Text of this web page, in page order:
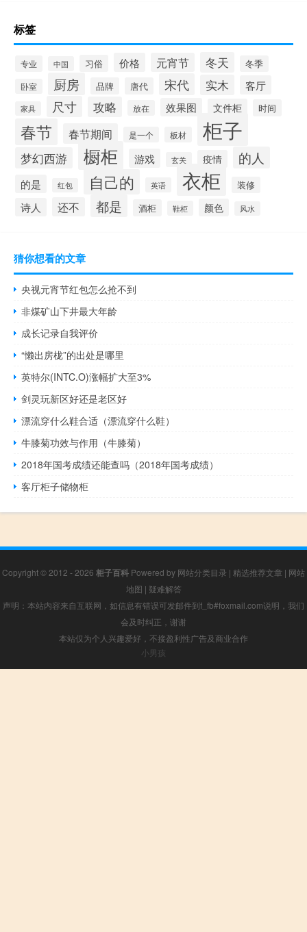
标签
专业 中国 习俗 价格 元宵节 冬天 冬季
卧室 厨房 品牌 唐代 宋代 实木 客厅
家具 尺寸 攻略 放在 效果图 文件柜 时间
春节 春节期间 是一个 板材 柜子
梦幻西游 橱柜 游戏 玄关 疫情 的人
的是 红包 自己的 英语 衣柜 装修
诗人 还不 都是 酒柜 鞋柜 颜色 风水
猜你想看的文章
央视元宵节红包怎么抢不到
非煤矿山下井最大年龄
成长记录自我评价
“懒出房栊”的出处是哪里
英特尔(INTC.O)涨幅扩大至3%
剑灵玩新区好还是老区好
漂流穿什么鞋合适（漂流穿什么鞋）
牛膝菊功效与作用（牛膝菊）
2018年国考成绩还能查吗（2018年国考成绩）
客厅柜子储物柜
Copyright © 2012 - 2026 柜子百科 Powered by 网站分类目录 | 精选推荐文章 | 网站
地图 | 疑难解答
声明：本站内容来自互联网，如信息有错误可发邮件到f_fb#foxmail.com说明，我们
会及时纠正，谢谢
本站仅为个人兴趣爱好，不接盈利性广告及商业合作
小男孩